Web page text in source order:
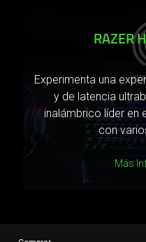
RAZER
Experimenta una
y de latencia
inalámbrico líder en
con
Más